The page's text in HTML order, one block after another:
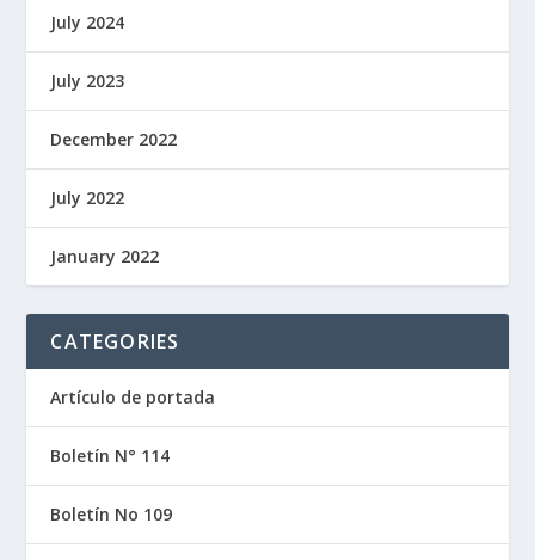
July 2024
July 2023
December 2022
July 2022
January 2022
CATEGORIES
Artículo de portada
Boletín N° 114
Boletín No 109